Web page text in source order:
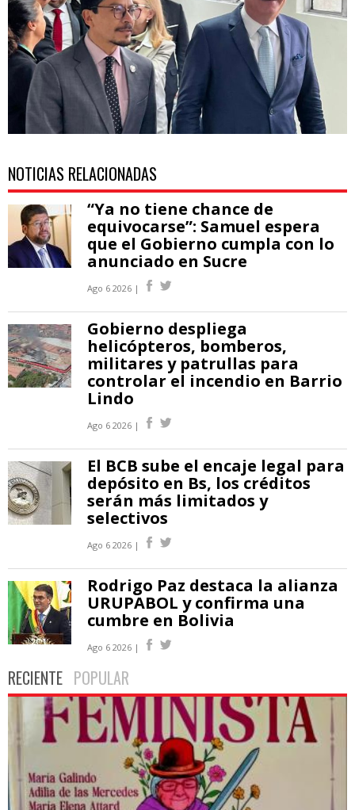
título
-
2026-
01-
13T093527.950.jpg
NOTICIAS RELACIONADAS
“Ya no tiene chance de
equivocarse”: Samuel espera
que el Gobierno cumpla con lo
anunciado en Sucre
Ago 6 2026 |
Gobierno despliega
helicópteros, bomberos,
militares y patrullas para
controlar el incendio en Barrio
Lindo
Ago 6 2026 |
El BCB sube el encaje legal para
depósito en Bs, los créditos
serán más limitados y
selectivos
Ago 6 2026 |
Rodrigo Paz destaca la alianza
URUPABOL y confirma una
cumbre en Bolivia
Ago 6 2026 |
RECIENTE POPULAR